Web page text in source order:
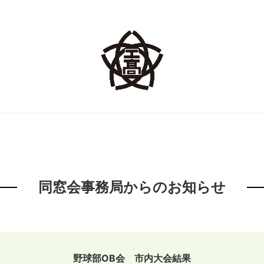
同窓会事務局からのお知らせ
野球部OB会 市内大会結果